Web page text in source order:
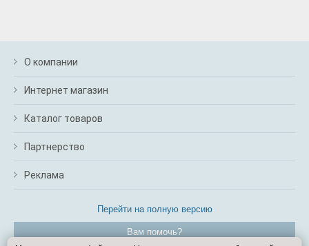
О компании
Интернет магазин
Каталог товаров
Партнерство
Реклама
Перейти на полную версию
Вам помочь?